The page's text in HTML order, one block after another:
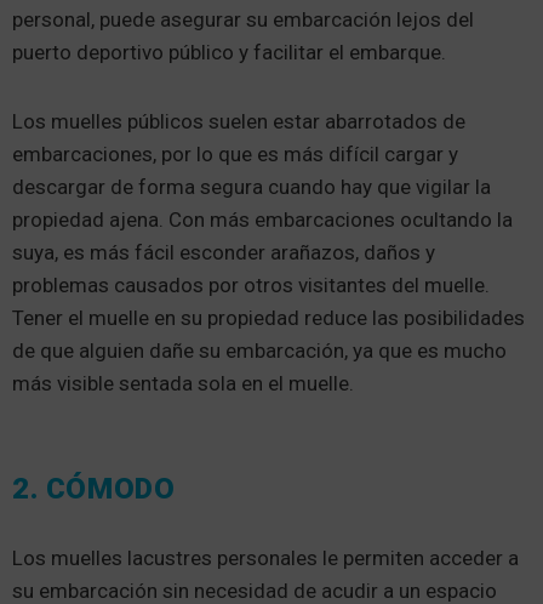
personal, puede asegurar su embarcación lejos del
puerto deportivo público y facilitar el embarque.
Los muelles públicos suelen estar abarrotados de
embarcaciones, por lo que es más difícil cargar y
descargar de forma segura cuando hay que vigilar la
propiedad ajena. Con más embarcaciones ocultando la
suya, es más fácil esconder arañazos, daños y
problemas causados por otros visitantes del muelle.
Tener el muelle en su propiedad reduce las posibilidades
de que alguien dañe su embarcación, ya que es mucho
más visible sentada sola en el muelle.
2. CÓMODO
Los muelles lacustres personales le permiten acceder a
su embarcación sin necesidad de acudir a un espacio